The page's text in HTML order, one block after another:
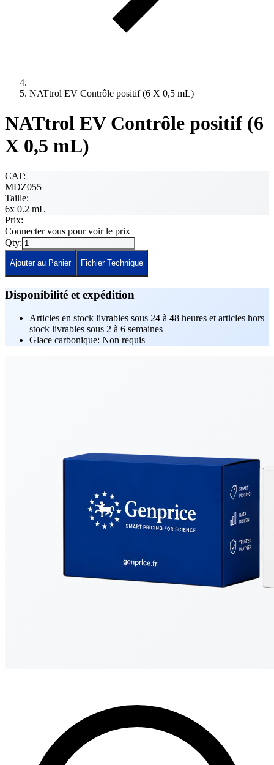
NATtrol EV Contrôle positif (6 X 0,5 mL)
NATtrol EV Contrôle positif (6
X 0,5 mL)
CAT:
MDZ055
Taille:
6x 0.2 mL
Prix:
Connecter vous pour voir le prix
Qty:
Ajouter au Panier Fichier Technique
Disponibilité et expédition
Articles en stock livrables sous 24 à 48 heures et articles hors
stock livrables sous 2 à 6 semaines
Glace carbonique: Non requis